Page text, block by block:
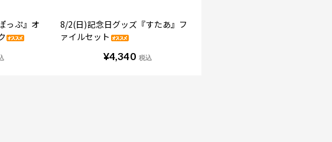
っぷ』オ
8/2(日)記念日グッズ『すたあ』フ
ァイルセット
¥4,340 税込